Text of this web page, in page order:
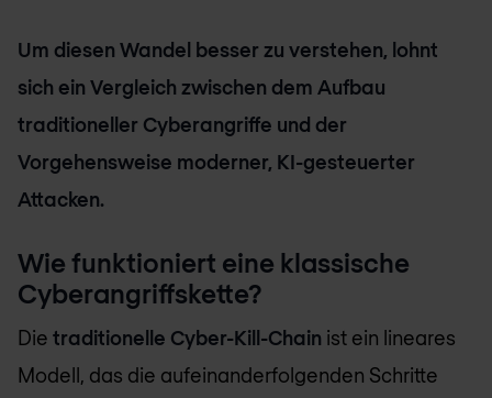
Um diesen Wandel besser zu verstehen, lohnt
sich ein Vergleich zwischen dem Aufbau
traditioneller Cyberangriffe und der
Vorgehensweise moderner, KI-gesteuerter
Attacken.
Wie funktioniert eine klassische
Cyberangriffskette?
Die traditionelle Cyber-Kill-Chain ist ein lineares
Modell, das die aufeinanderfolgenden Schritte